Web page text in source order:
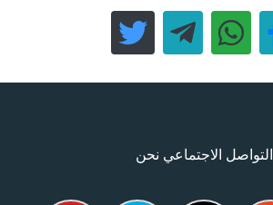
التواصل الاجتماعي نحن